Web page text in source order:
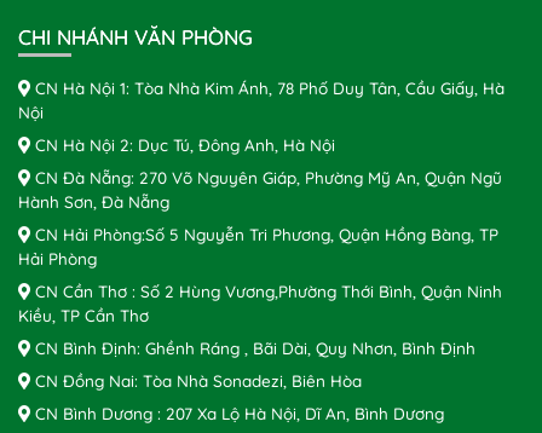
CHI NHÁNH VĂN PHÒNG
CN Hà Nội 1: Tòa Nhà Kim Ánh, 78 Phố Duy Tân, Cầu Giấy, Hà
Nội
CN Hà Nội 2: Dục Tú, Đông Anh, Hà Nội
CN Đà Nẵng: 270 Võ Nguyên Giáp, Phường Mỹ An, Quận Ngũ
Hành Sơn, Đà Nẵng
CN Hải Phòng:Số 5 Nguyễn Tri Phương, Quận Hồng Bàng, TP
Hải Phòng
CN Cần Thơ : Số 2 Hùng Vương,Phường Thới Bình, Quận Ninh
Kiều, TP Cần Thơ
CN Bình Định: Ghềnh Ráng , Bãi Dài, Quy Nhơn, Bình Định
CN Đồng Nai: Tòa Nhà Sonadezi, Biên Hòa
CN Bình Dương : 207 Xa Lộ Hà Nội, Dĩ An, Bình Dương